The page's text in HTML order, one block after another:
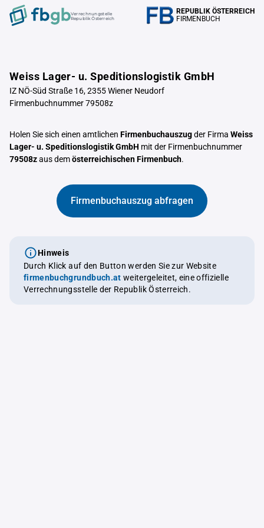
Verrechnungstelle
Republik Österreich
REPUBLIK ÖSTERREICH
FIRMENBUCH
Weiss Lager- u. Speditionslogistik GmbH
IZ NÖ-Süd Straße 16, 2355 Wiener Neudorf
Firmenbuchnummer 79508z
Holen Sie sich einen amtlichen Firmenbuchauszugder Firma Weiss
Lager- u. Speditionslogistik GmbH mit der Firmenbuchnummer
79508zaus demösterreichischen Firmenbuch.
Firmenbuchauszug abfragen
Hinweis
Durch Klick auf den Button werden Sie zur Website
firmenbuchgrundbuch.at weitergeleitet, eine offizielle
Verrechnungsstelle der Republik Österreich.